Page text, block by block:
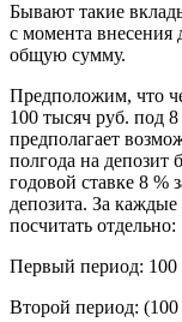
Бывают такие
с момента внесения
общую сумму.
Предположим, что
100 тысяч руб. под
предполагает
полгода на
годовой ставке 8 %
депозита. За
посчитать отдельно:
Первый период: 100
Второй период: